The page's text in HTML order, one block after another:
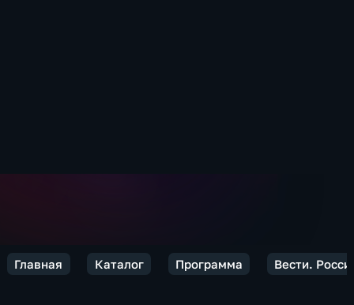
Главная Каталог Программа Вести.